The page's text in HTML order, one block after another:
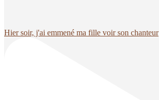
Hier soir, j'ai emmené ma fille voir son chanteur